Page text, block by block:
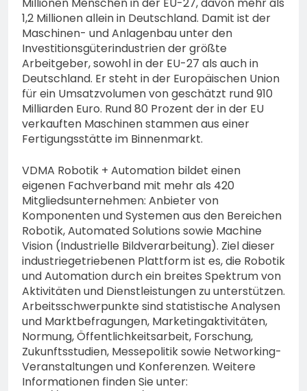
Millionen Menschen in der EU-27, davon mehr als
1,2 Millionen allein in Deutschland. Damit ist der
Maschinen- und Anlagenbau unter den
Investitionsgüterindustrien der größte
Arbeitgeber, sowohl in der EU-27 als auch in
Deutschland. Er steht in der Europäischen Union
für ein Umsatzvolumen von geschätzt rund 910
Milliarden Euro. Rund 80 Prozent der in der EU
verkauften Maschinen stammen aus einer
Fertigungsstätte im Binnenmarkt.
VDMA Robotik + Automation bildet einen
eigenen Fachverband mit mehr als 420
Mitgliedsunternehmen: Anbieter von
Komponenten und Systemen aus den Bereichen
Robotik, Automated Solutions sowie Machine
Vision (Industrielle Bildverarbeitung). Ziel dieser
industriegetriebenen Plattform ist es, die Robotik
und Automation durch ein breites Spektrum von
Aktivitäten und Dienstleistungen zu unterstützen.
Arbeitsschwerpunkte sind statistische Analysen
und Marktbefragungen, Marketingaktivitäten,
Normung, Öffentlichkeitsarbeit, Forschung,
Zukunftsstudien, Messepolitik sowie Networking-
Veranstaltungen und Konferenzen. Weitere
Informationen finden Sie unter: